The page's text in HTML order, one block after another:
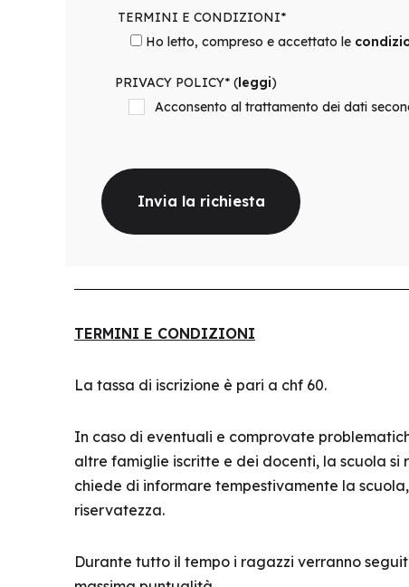
TERMINI E CONDIZIONI*
Ho letto, compreso e accettato le
PRIVACY POLICY* (leggi)
Acconsento al trattamento dei dati
TERMINI E CONDIZIONI
La tassa di iscrizione è pari a chf 60.
In caso di eventuali e comprovate
altre famiglie iscritte e dei docenti, la scuola si
chiede di informare tempestivamente la
riservatezza.
Durante tutto il tempo i ragazzi verranno